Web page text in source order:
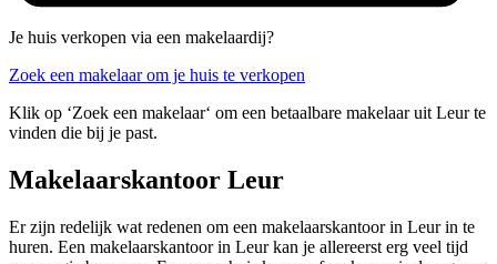
Je huis verkopen via een makelaardij?
Zoek een makelaar om je huis te verkopen
Klik op ‘Zoek een makelaar‘ om een betaalbare makelaar uit Leur te
vinden die bij je past.
Makelaarskantoor Leur
Er zijn redelijk wat redenen om een makelaarskantoor in Leur in te
huren. Een makelaarskantoor in Leur kan je allereerst erg veel tijd